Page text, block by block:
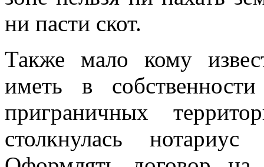
ни пасти скот.
Также мало кому
иметь в
приграничных
столкнулась